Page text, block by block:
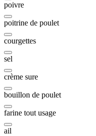
poivre
poitrine de poulet
courgettes
sel
crème sure
bouillon de poulet
farine tout usage
ail